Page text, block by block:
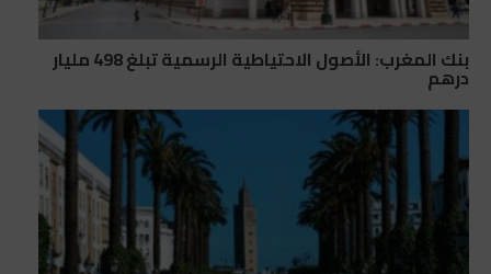
بنك المغرب: الأصول الاحتياطية الرسمية تبلغ 498 مليار
درهم